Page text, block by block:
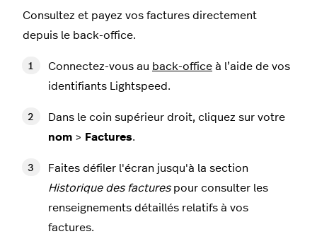
Consultez et payez vos factures directement
depuis le back-office.
Connectez-vous au back-office à l’aide de vos
identifiants Lightspeed.
Dans le coin supérieur droit, cliquez sur votre
nom > Factures.
Faites défiler l'écran jusqu'à la section
Historique des facturespour consulter les
renseignements détaillés relatifs à vos
factures.